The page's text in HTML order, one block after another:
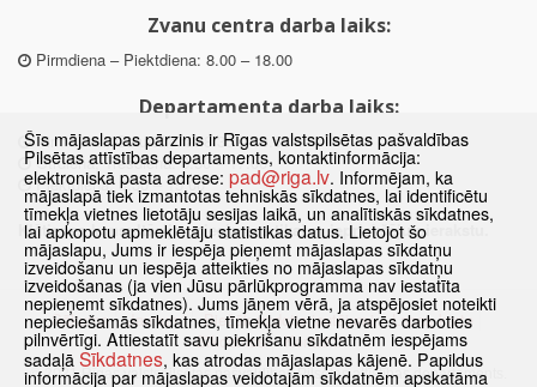
Zvanu centra darba laiks:
Pirmdiena – Piektdiena: 8.00 – 18.00
Departamenta darba laiks:
Pirmdiena, Ceturtdiena: 8.30 – 18.00
Otrdiena, Trešdiena: 8.30 – 17.00
Piektdiena: 8.30 – 15.00
Klātienes konsultācijas pieejamas tikai ar iepriekšēju pierakstu.
Sākums Jaunumi Biežāk uzdotie jautājumi
Lapas karte
Sīkdatnes
Kontakti
© 2021 Rīgas valstspilsētas pašvaldības Pilsētas attīstības departaments.
Šīs mājaslapas pārzinis ir Rīgas valstspilsētas pašvaldības
Pilsētas attīstības departaments, kontaktinformācija:
elektroniskā pasta adrese: pad@riga.lv. Informējam, ka
mājaslapā tiek izmantotas tehniskās sīkdatnes, lai identificētu
tīmekļa vietnes lietotāju sesijas laikā, un analītiskās sīkdatnes,
lai apkopotu apmeklētāju statistikas datus. Lietojot šo
mājaslapu, Jums ir iespēja pieņemt mājaslapas sīkdatņu
izveidošanu un iespēja atteikties no mājaslapas sīkdatņu
izveidošanas (ja vien Jūsu pārlūkprogramma nav iestatīta
nepieņemt sīkdatnes). Jums jāņem vērā, ja atspējosiet noteikti
nepieciešamās sīkdatnes, tīmekļa vietne nevarēs darboties
pilnvērtīgi. Attiestatīt savu piekrišanu sīkdatnēm iespējams
sadaļā Sīkdatnes, kas atrodas mājaslapas kājenē. Papildus
informācija par mājaslapas veidotajām sīkdatnēm apskatāma